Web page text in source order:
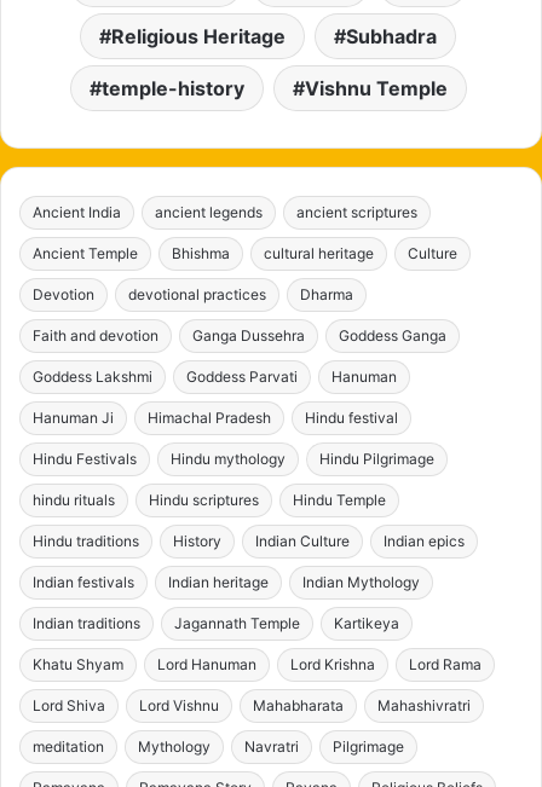
Religious Heritage Subhadra
temple-history Vishnu Temple
Ancient India ancient legends ancient scriptures
Ancient Temple Bhishma cultural heritage Culture
Devotion devotional practices Dharma
Faith and devotion Ganga Dussehra Goddess Ganga
Goddess Lakshmi Goddess Parvati Hanuman
Hanuman Ji Himachal Pradesh Hindu festival
Hindu Festivals Hindu mythology Hindu Pilgrimage
hindu rituals Hindu scriptures Hindu Temple
Hindu traditions History Indian Culture Indian epics
Indian festivals Indian heritage Indian Mythology
Indian traditions Jagannath Temple Kartikeya
Khatu Shyam Lord Hanuman Lord Krishna Lord Rama
Lord Shiva Lord Vishnu Mahabharata Mahashivratri
meditation Mythology Navratri Pilgrimage